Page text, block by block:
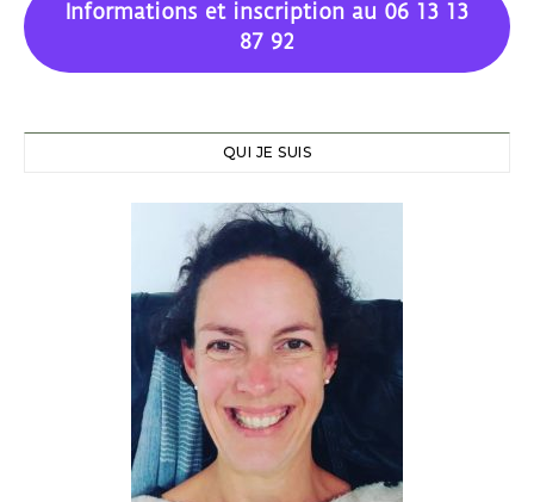
Informations et inscription au 06 13 13
87 92
QUI JE SUIS